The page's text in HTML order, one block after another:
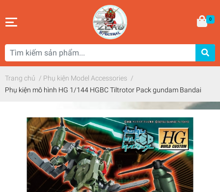
0
Trang chủ / Phụ kiện Model Accessories /
Phụ kiện mô hình HG 1/144 HGBC Tiltrotor Pack gundam Bandai